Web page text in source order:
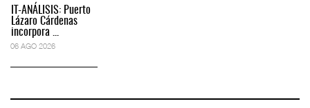
IT-ANÁLISIS: Puerto
Lázaro Cárdenas
incorpora ...
06 AGO 2026